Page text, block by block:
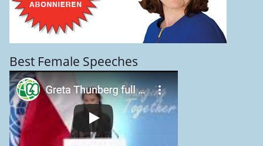
Best Female Speeches